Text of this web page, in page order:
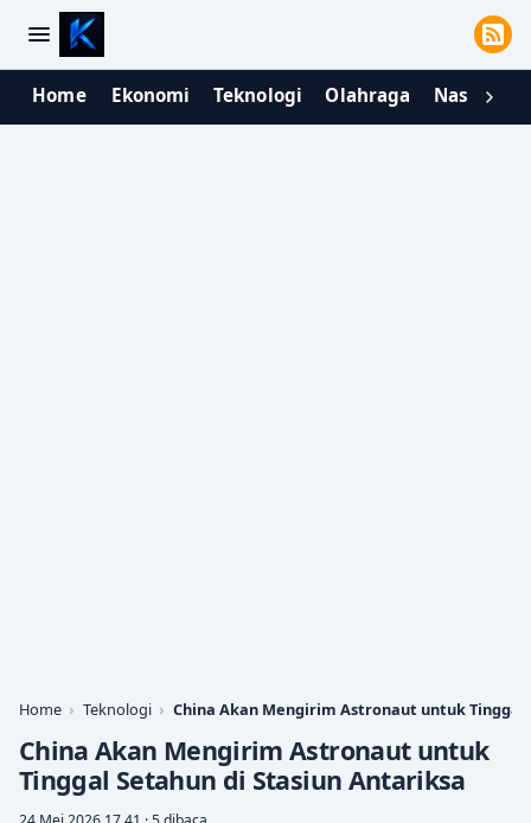
Home Ekonomi Teknologi Olahraga Nasional
Home Teknologi China Akan Mengirim Astronaut untuk Tinggal
China Akan Mengirim Astronaut untuk
Tinggal Setahun di Stasiun Antariksa